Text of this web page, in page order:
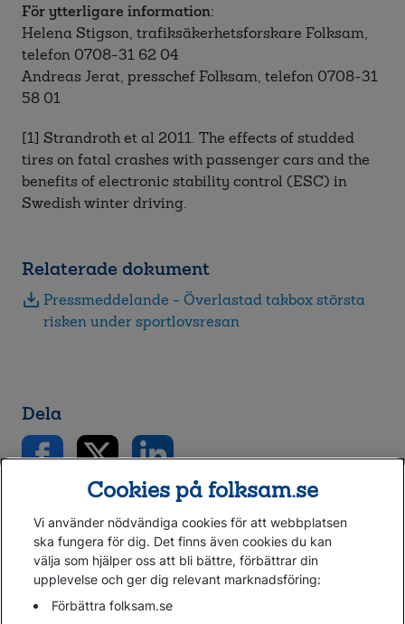
För ytterligare information:
Helena Stigson, trafiksäkerhetsforskare Folksam,
telefon 0708-31 62 04
Andreas Jerat, presschef Folksam, telefon 0708-31
58 01
[1] Strandroth et al 2011. The effects of studded
tires on fatal crashes with passenger cars and the
benefits of electronic stability control (ESC) in
Swedish winter driving.
Relaterade dokument
Pressmeddelande - Överlastad takbox största
risken under sportlovsresan
Dela
Gå direkt till...
Cookies på folksam.se
Vi använder nödvändiga cookies för att webbplatsen
ska fungera för dig. Det finns även cookies du kan
välja som hjälper oss att bli bättre, förbättrar din
upplevelse och ger dig relevant marknadsföring:
Förbättra folksam.se